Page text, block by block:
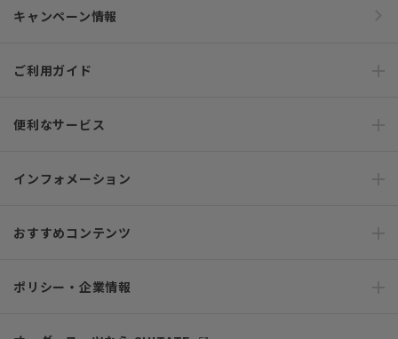
キャンペーン情報
ご利用ガイド
便利なサービス
インフォメーション
おすすめコンテンツ
ポリシー・企業情報